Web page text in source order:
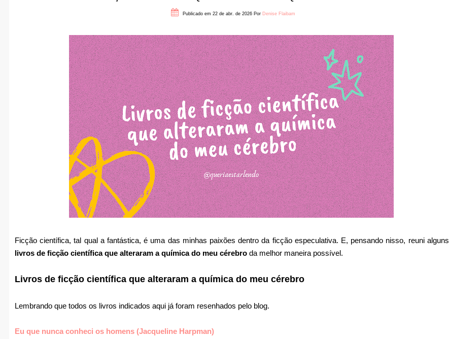
Publicado em 22 de abr. de 2026 Por Denise Flaibam
Ficção científica, tal qual a fantástica, é uma das minhas paixões dentro da ficção especulativa. E, pensando nisso, reuni alguns
livros de ficção científica que alteraram a química do meu cérebro da melhor maneira possível.
Livros de ficção científica que alteraram a química do meu cérebro
Lembrando que todos os livros indicados aqui já foram resenhados pelo blog.
Eu que nunca conheci os homens (Jacqueline Harpman)